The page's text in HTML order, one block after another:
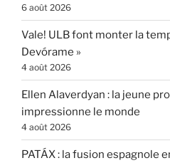
6 août 2026
Vale! ULB font monter la
Devórame »
4 août 2026
Ellen Alaverdyan : la jeune
impressionne le monde
4 août 2026
PATÁX : la fusion espagnole